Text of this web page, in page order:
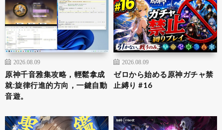
2026.08.09
原神千音雅集攻略，輕鬆拿成
就:旋律行進的方向，一鍵自動
音遊。
2026.08.09
ゼロから始める原神ガチャ禁
止縛り #16